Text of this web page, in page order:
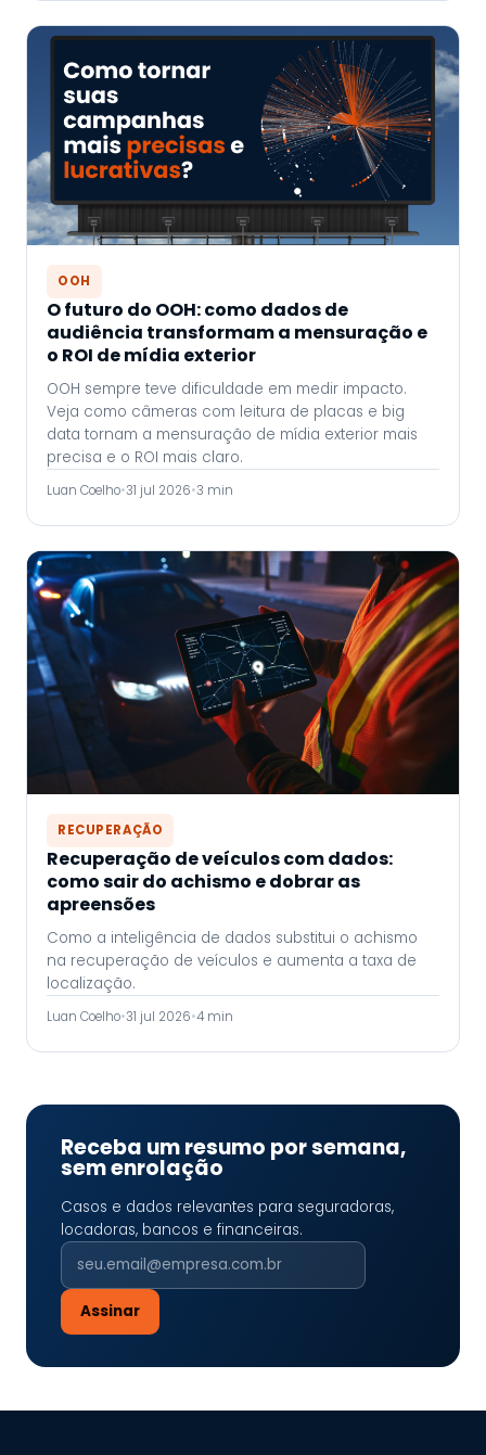
OOH
O futuro do OOH: como dados de
audiência transformam a mensuração e
o ROI de mídia exterior
OOH sempre teve dificuldade em medir impacto.
Veja como câmeras com leitura de placas e big
data tornam a mensuração de mídia exterior mais
precisa e o ROI mais claro.
Luan Coelho•31 jul 2026•3 min
RECUPERAÇÃO
Recuperação de veículos com dados:
como sair do achismo e dobrar as
apreensões
Como a inteligência de dados substitui o achismo
na recuperação de veículos e aumenta a taxa de
localização.
Luan Coelho•31 jul 2026•4 min
Receba um resumo por semana,
sem enrolação
Casos e dados relevantes para seguradoras,
locadoras, bancos e financeiras.
Assinar